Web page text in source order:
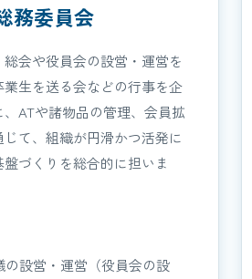
務委員会
会や役員会の設営・運営を
業生を送る会などの行事を企
ATや諸物品の管理、会員拡
て、組織が円滑かつ活発に
づくりを総合的に担いま
設営・運営（役員会の設